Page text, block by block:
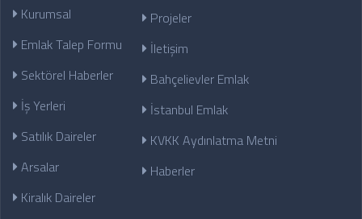
Kurumsal
Emlak Talep Formu
Sektörel Haberler
İş Yerleri
Satılık Daireler
Arsalar
Kiralık Daireler
Projeler
İletişim
Bahçelievler Emlak
İstanbul Emlak
KVKK Aydınlatma Metni
Haberler